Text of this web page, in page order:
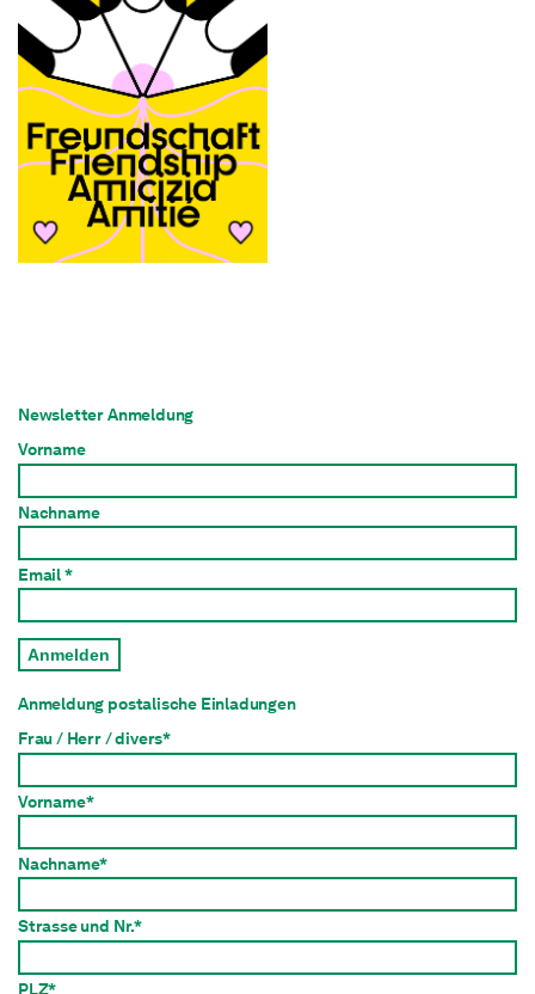
Newsletter Anmeldung
Vorname
Nachname
Email *
Anmelden
Anmeldung postalische Einladungen
Frau / Herr / divers*
Vorname*
Nachname*
Strasse und Nr.*
PLZ*